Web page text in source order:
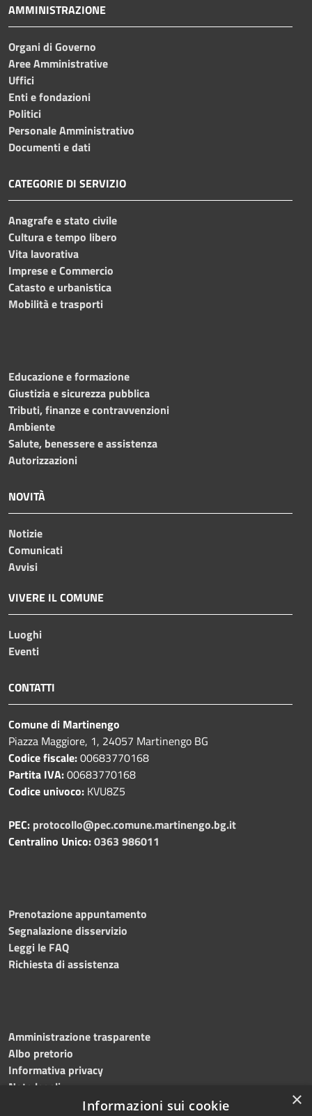
AMMINISTRAZIONE
Organi di Governo
Aree Amministrative
Uffici
Enti e fondazioni
Politici
Personale Amministrativo
Documenti e dati
CATEGORIE DI SERVIZIO
Anagrafe e stato civile
Cultura e tempo libero
Vita lavorativa
Imprese e Commercio
Catasto e urbanistica
Mobilità e trasporti
Educazione e formazione
Giustizia e sicurezza pubblica
Tributi, finanze e contravvenzioni
Ambiente
Salute, benessere e assistenza
Autorizzazioni
NOVITÀ
Notizie
Comunicati
Avvisi
VIVERE IL COMUNE
Luoghi
Eventi
CONTATTI
Comune di Martinengo
Piazza Maggiore, 1, 24057 Martinengo BG
Codice fiscale:00683770168
Partita IVA:00683770168
Codice univoco: KVU8Z5
PEC: protocollo@pec.comune.martinengo.bg.it
Centralino Unico:0363 986011
Prenotazione appuntamento
Segnalazione disservizio
Leggi le FAQ
Richiesta di assistenza
Amministrazione trasparente
Albo pretorio
Informativa privacy
Note legali
Dichiarazione di accessibilità
×
Informazioni sui cookie